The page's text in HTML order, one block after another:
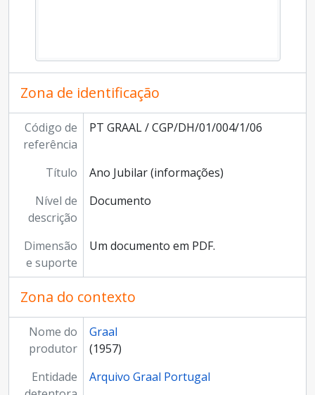
Zona de identificação
Código de
referência
PT GRAAL / CGP/DH/01/004/1/06
Título
Ano Jubilar (informações)
Nível de
descrição
Documento
Dimensão
e suporte
Um documento em PDF.
Zona do contexto
Nome do
produtor
Graal
(1957)
Entidade
Arquivo Graal Portugal